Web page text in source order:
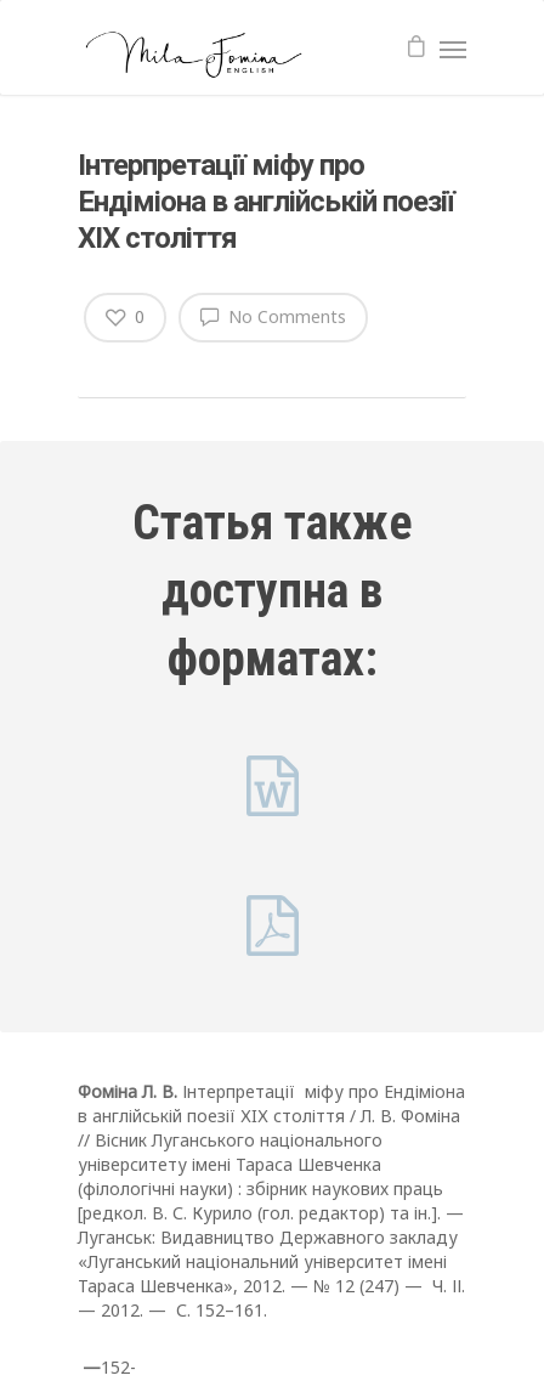
Інтерпретації міфу про
Ендіміона в англійській поезії
ХIХ століття
No Comments
0
Статья также
доступна в
форматах:
Фоміна Л. В. Інтерпретації міфу про Ендіміона
в англійській поезії ХIХ століття / Л. В. Фоміна
// Вісник Луганського національного
університету імені Тараса Шевченка
(філологічні науки) : збірник наукових праць
[редкол. В. С. Курило (гол. редактор) та ін.]. —
Луганськ: Видавництво Державного закладу
«Луганський національний університет імені
Тараса Шевченка», 2012. — № 12 (247) — Ч. ІІ.
— 2012. — С. 152–161.
—152-